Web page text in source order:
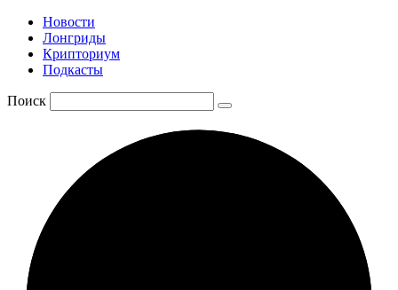
Новости
Лонгриды
Крипториум
Подкасты
Поиск